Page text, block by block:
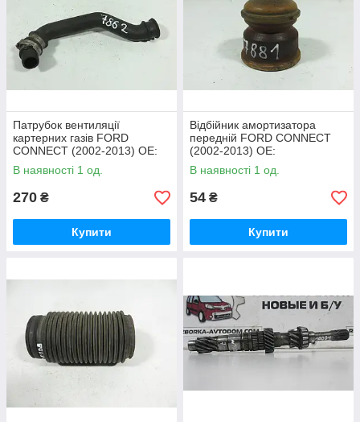
Патрубок вентиляції
картерних газів FORD
CONNECT (2002-2013) ОЕ:
1M5Q6A886AB
В наявності 1 од.
270 ₴
Купити
Відбійник амортизатора
передній FORD CONNECT
(2002-2013) ОЕ:
1S7W3025AD, 4417586
В наявності 1 од.
54 ₴
Купити